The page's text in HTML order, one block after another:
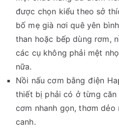
được chọn kiểu theo sở
bố mẹ già nơi quê yên
than hoặc bếp dùng rơm,
các cụ không phải mệt
nữa.
Nồi nấu cơm bằng điện
thiết bị phải có ở từng
cơm nhanh gọn, thơm dẻo
canh.